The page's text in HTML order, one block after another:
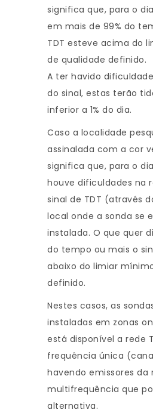
significa que, para o
em mais de 99% do
TDT esteve acima do
de qualidade definido.
A ter havido
do sinal, estas terão
inferior a 1% do dia.
Caso a localidade
assinalada com a cor
significa que, para o
houve dificuldades na
sinal de TDT (através
local onde a sonda se
instalada. O que quer
do tempo ou mais o
abaixo do limiar
definido.
Nestes casos, as
instaladas em zonas
está disponível a rede
frequência única
havendo emissores da
multifrequência que
alternativa.